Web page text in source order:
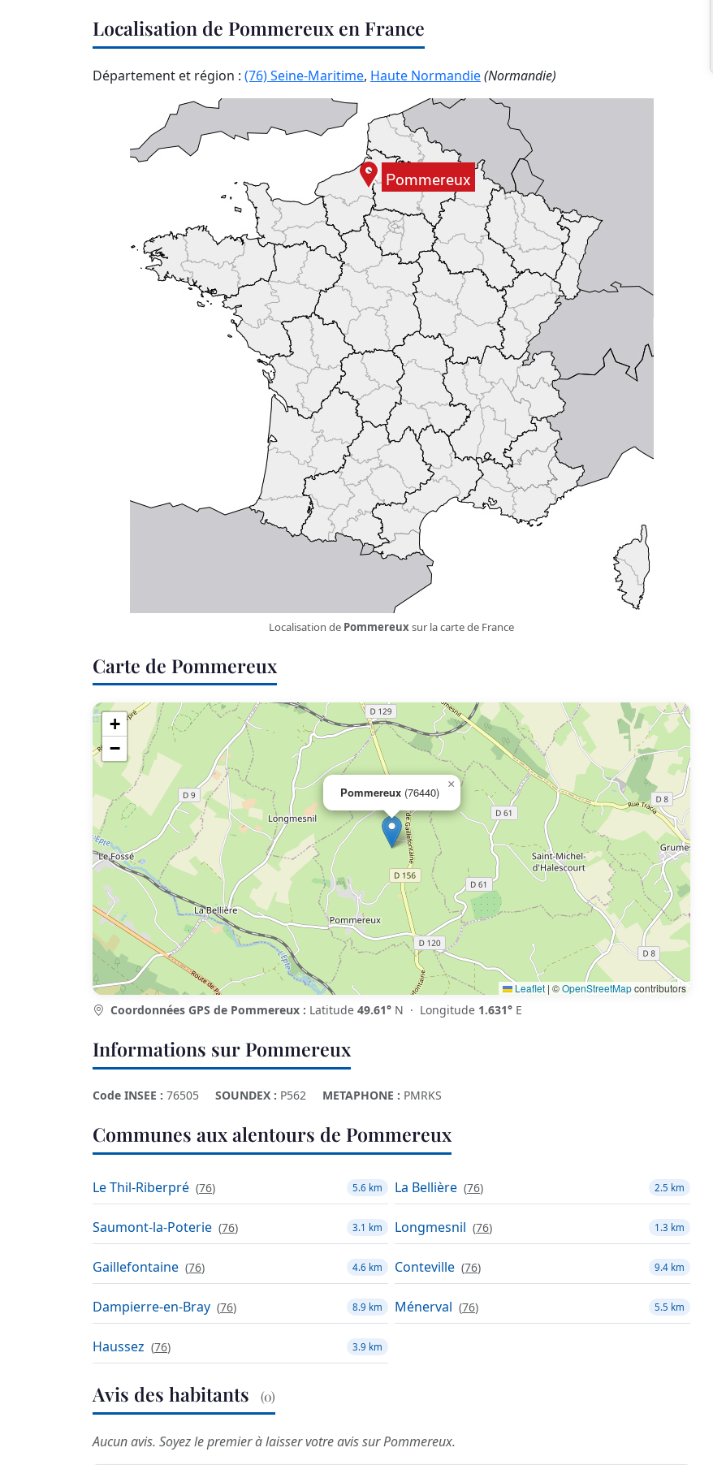
Localisation de Pommereux en France
Département et région : (76) Seine-Maritime, Haute Normandie(Normandie)
Localisation de Pommereuxsur la carte de France
Carte de Pommereux
Pommereux (76440)
×
+
−
Leaflet | ©OpenStreetMapcontributors
Coordonnées GPS de Pommereux : Latitude 49.61° N · Longitude 1.631° E
Informations sur Pommereux
Code INSEE : 76505 SOUNDEX : P562 METAPHONE : PMRKS
Communes aux alentours de Pommereux
Le Thil-Riberpré (76) 5.6 km La Bellière (76) 2.5 km
Saumont-la-Poterie (76) 3.1 km Longmesnil (76) 1.3 km
Gaillefontaine (76) 4.6 km Conteville (76) 9.4 km
Dampierre-en-Bray (76) 8.9 km Ménerval (76) 5.5 km
Haussez (76) 3.9 km
Avis des habitants (0)
Aucun avis. Soyez le premier à laisser votre avis sur Pommereux.